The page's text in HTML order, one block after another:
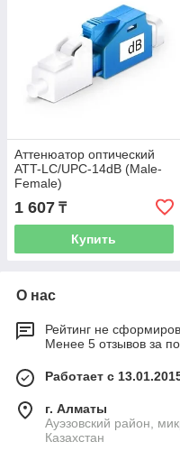
Аттенюатор оптический
ATT-LC/UPC-14dB (Male-
Female)
1 607 ₸
Купить
О нас
Рейтинг не
Менее 5 отзывов за
Работает с
г. Алматы
Ауэзовский район,
Казахстан